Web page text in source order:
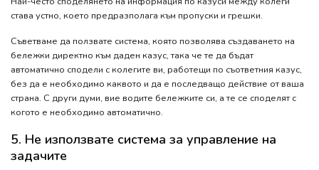
става устно, което предразполага към пропуски и грешки.
Съветваме да ползвате система, която позволява създаването на
бележки директно към даден казус, така че те да бъдат
автоматично сподели с колегите ви, работещи по съответния казус,
без да е необходимо каквото и да е последващо действие от ваша
страна. С други думи, вие водите бележките си, а те се споделят с
когото е необходимо автоматично.
5. Не използвате система за управление на
задачите